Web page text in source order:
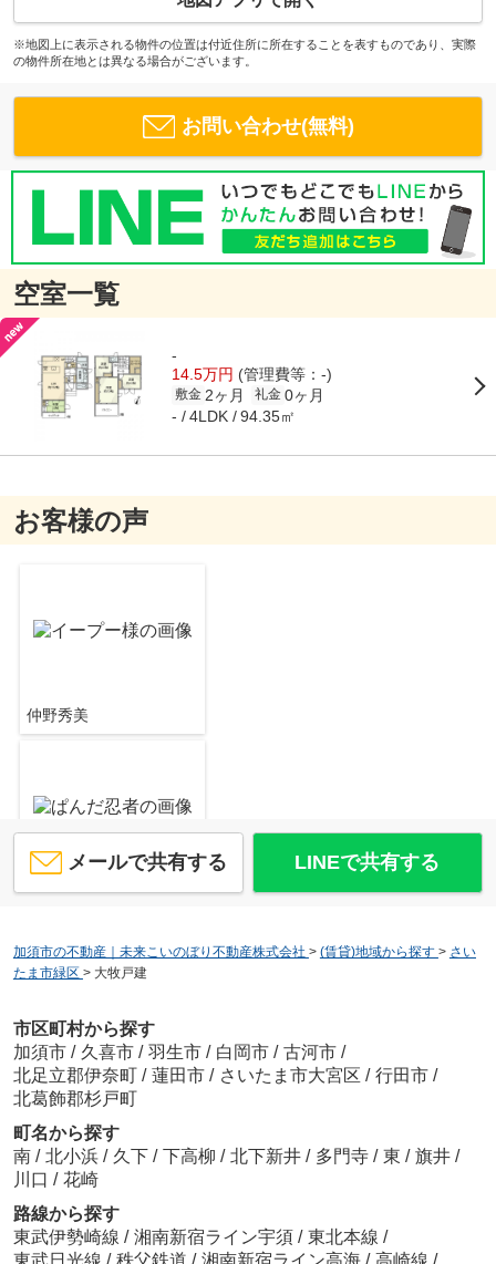
※地図上に表示される物件の位置は付近住所に所在することを表すものであり、実際
の物件所在地とは異なる場合がございます。
お問い合わせ(無料)
空室一覧
-
14.5万円 (管理費等：-)
敷金 2ヶ月 礼金 0ヶ月
- 4LDK 94.35㎡
お客様の声
仲野秀美
仲野秀美
仲野秀美
仲野秀美
メールで共有する LINEで共有する
加須市の不動産｜未来こいのぼり不動産株式会社 > (賃貸)地域から探す > さい
たま市緑区 > 大牧戸建
市区町村から探す
加須市 / 久喜市 / 羽生市 / 白岡市 / 古河市 /
北足立郡伊奈町 / 蓮田市 / さいたま市大宮区 / 行田市 /
北葛飾郡杉戸町
町名から探す
南 / 北小浜 / 久下 / 下高柳 / 北下新井 / 多門寺 / 東 / 旗井 /
川口 / 花崎
路線から探す
東武伊勢崎線 / 湘南新宿ライン宇須 / 東北本線 /